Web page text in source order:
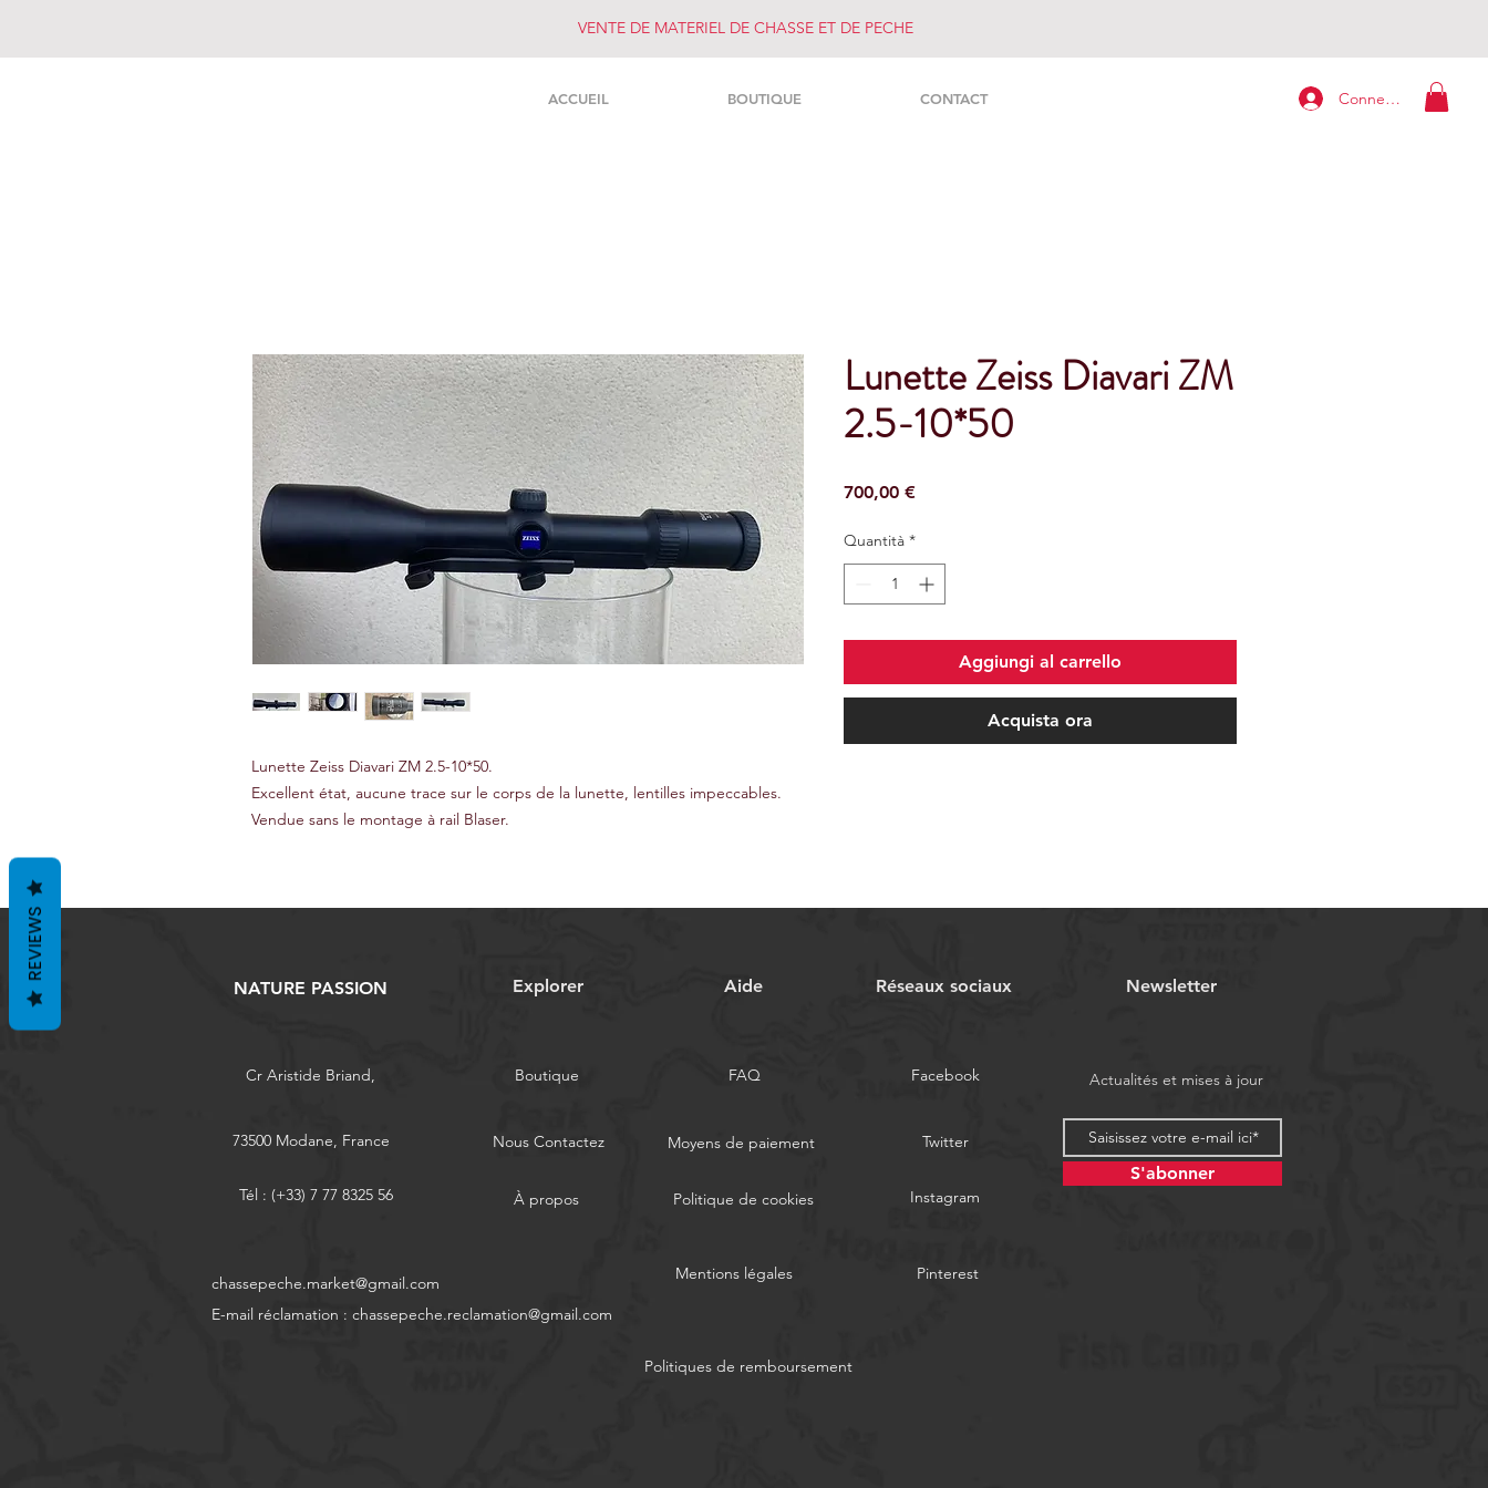
Connexion
VENTE DE MATERIEL DE CHASSE ET DE PECHE
ACCUEIL BOUTIQUE CONTACT
Lunette Zeiss Diavari ZM 2.5-10*50.
Excellent état, aucune trace sur le corps de la lunette, lentilles impeccables.
Vendue sans le montage à rail Blaser.
Lunette Zeiss Diavari ZM
2.5-10*50
700,00 €Prezzo
Quantità *
Aggiungi al carrello
Acquista ora
NATURE PASSION Explorer Aide Réseaux sociaux Newsletter
Cr Aristide Briand,
73500 Modane, France
Tél : (+33) 7 77 8325 56
Boutique FAQ
Nous Contactez Moyens de paiement
À propos Politique de cookies
Facebook
Twitter
Instagram
Actualités et mises à jour
S'abonner
chassepeche.market@gmail.com
E-mail réclamation : chassepeche.reclamation@gmail.com
Mentions légales Pinterest
Politiques de remboursement
REVIEWS